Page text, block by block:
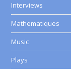
Interviews
Mathematiques
Music
Plays